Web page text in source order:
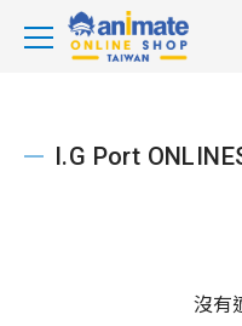
I.G Port
沒有